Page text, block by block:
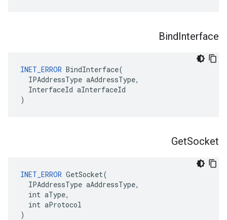
BindInterface
INET_ERROR BindInterface(
  IPAddressType aAddressType,
  InterfaceId aInterfaceId
)
GetSocket
INET_ERROR GetSocket(
  IPAddressType aAddressType,
  int aType,
  int aProtocol
)